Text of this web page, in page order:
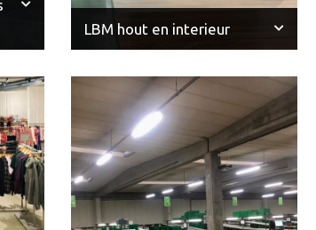
LBM hout en interieur